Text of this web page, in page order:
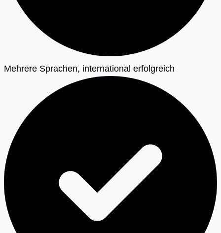
Mehrere Sprachen, international erfolgreich